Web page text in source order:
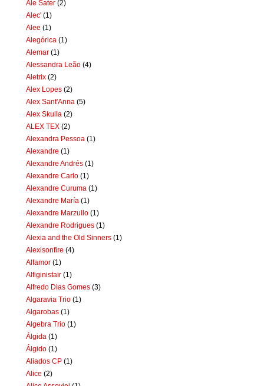
Ale Sater (2)
Alec' (1)
Alee (1)
Alegórica (1)
Alemar (1)
Alessandra Leão (4)
Aletrix (2)
Alex Lopes (2)
Alex Sant'Anna (5)
Alex Skulla (2)
ALEX TEX (2)
Alexandra Pessoa (1)
Alexandre (1)
Alexandre Andrés (1)
Alexandre Carlo (1)
Alexandre Curuma (1)
Alexandre María (1)
Alexandre Marzullo (1)
Alexandre Rodrigues (1)
Alexia and the Old Sinners (1)
Alexisonfire (4)
Alfamor (1)
Alfiginistair (1)
Alfredo Dias Gomes (3)
Algaravia Trio (1)
Algarobas (1)
Algebra Trio (1)
Álgida (1)
Álgido (1)
Aliados CP (1)
Alice (2)